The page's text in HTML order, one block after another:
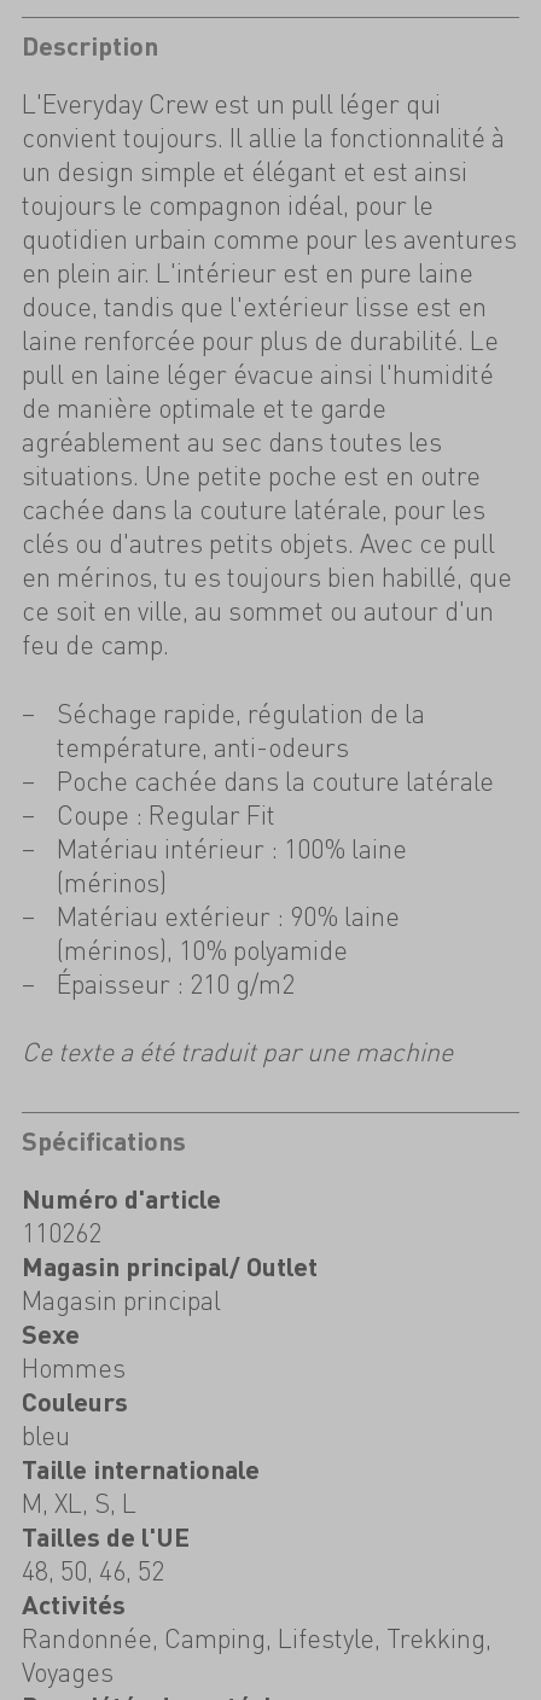
Description
L'Everyday Crew est un pull léger qui
convient toujours. Il allie la fonctionnalité à
un design simple et élégant et est ainsi
toujours le compagnon idéal, pour le
quotidien urbain comme pour les aventures
en plein air. L'intérieur est en pure laine
douce, tandis que l'extérieur lisse est en
laine renforcée pour plus de durabilité. Le
pull en laine léger évacue ainsi l'humidité
de manière optimale et te garde
agréablement au sec dans toutes les
situations. Une petite poche est en outre
cachée dans la couture latérale, pour les
clés ou d'autres petits objets. Avec ce pull
en mérinos, tu es toujours bien habillé, que
ce soit en ville, au sommet ou autour d'un
feu de camp.
Séchage rapide, régulation de la
température, anti-odeurs
Poche cachée dans la couture latérale
Coupe : Regular Fit
Matériau intérieur : 100% laine
(mérinos)
Matériau extérieur : 90% laine
(mérinos), 10% polyamide
Épaisseur : 210 g/m2
Ce texte a été traduit par une machine
Spécifications
Numéro d'article
110262
Magasin principal/ Outlet
Magasin principal
Sexe
Hommes
Couleurs
bleu
Taille internationale
M, XL, S, L
Tailles de l'UE
48, 50, 46, 52
Activités
Randonnée, Camping, Lifestyle, Trekking,
Voyages